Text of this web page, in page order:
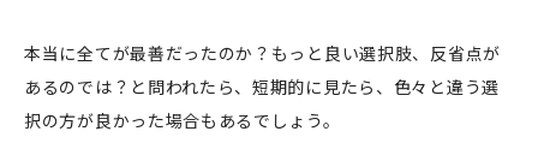
本当に全てが最善だったのか？もっと良い選択肢、反省点が
あるのでは？と問われたら、短期的に見たら、色々と違う選
択の方が良かった場合もあるでしょう。